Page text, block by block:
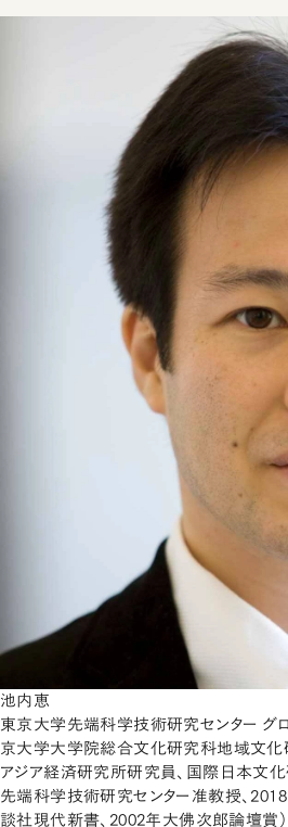
池内恵
東京大学先端科学技術研究センター グ
京大学大学院総合文化研究科地域文
アジア経済研究所研究員、国際日本文
先端科学技術研究センター准教授、2018
談社現代新書、2002年大佛次郎論壇賞）